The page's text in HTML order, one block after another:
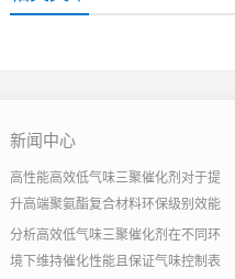
新闻中心
高性能高效低气味三聚催化剂对于提
升高端聚氨酯复合材料环保级别效能
分析高效低气味三聚催化剂在不同环
境下维持催化性能且保证气味控制表